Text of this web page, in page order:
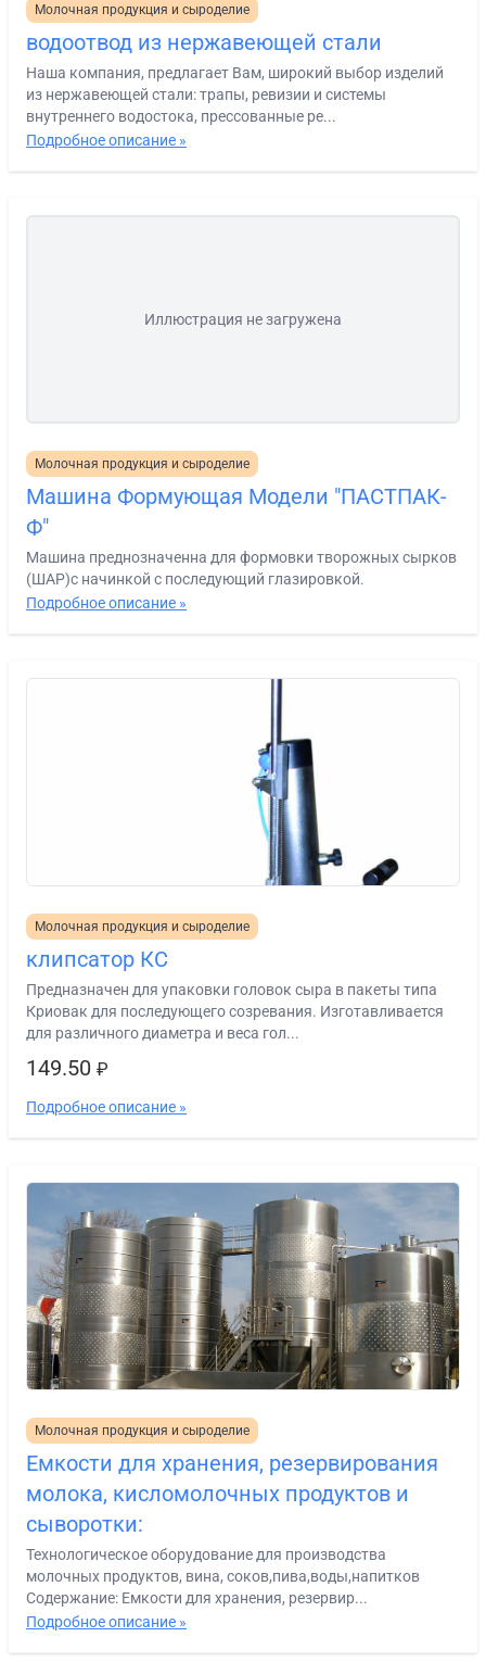
Молочная продукция и сыроделие
водоотвод из нержавеющей стали
Наша компания, предлагает Вам, широкий выбор изделий
из нержавеющей стали: трапы, ревизии и системы
внутреннего водостока, прессованные ре...
Подробное описание »
Иллюстрация не загружена
Молочная продукция и сыроделие
Машина Формующая Модели "ПАСТПАК-
Ф"
Машина преднозначенна для формовки творожных сырков
(ШАР)с начинкой с последующий глазировкой.
Подробное описание »
Молочная продукция и сыроделие
клипсатор КС
Предназначен для упаковки головок сыра в пакеты типа
Криовак для последующего созревания. Изготавливается
для различного диаметра и веса гол...
149.50 ₽
Подробное описание »
Молочная продукция и сыроделие
Емкости для хранения, резервирования
молока, кисломолочных продуктов и
сыворотки:
Технологическое оборудование для производства
молочных продуктов, вина, соков,пива,воды,напитков
Содержание: Емкости для хранения, резервир...
Подробное описание »